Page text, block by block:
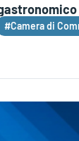
#Camera di